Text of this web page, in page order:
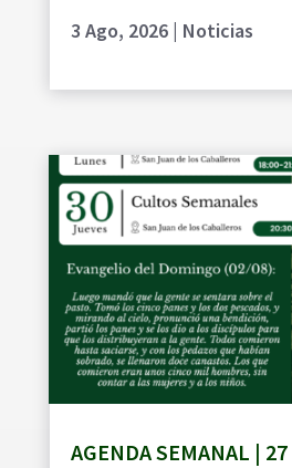
3 Ago, 2026| Noticias
AGENDA SEMANAL |